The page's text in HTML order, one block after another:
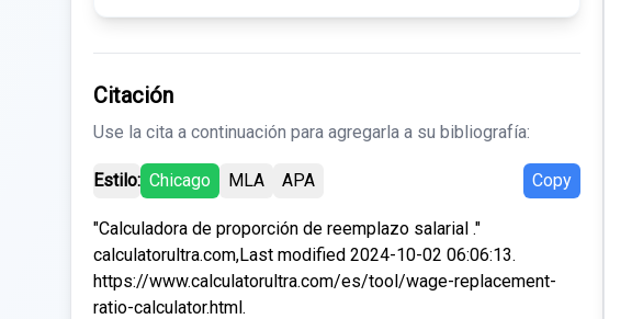
Citación
Use la cita a continuación para agregarla a su bibliografía:
Estilo: Chicago MLA APA Copy
"Calculadora de proporción de reemplazo salarial ."
calculatorultra.com,Last modified 2024-10-02 06:06:13.
https://www.calculatorultra.com/es/tool/wage-replacement-
ratio-calculator.html.